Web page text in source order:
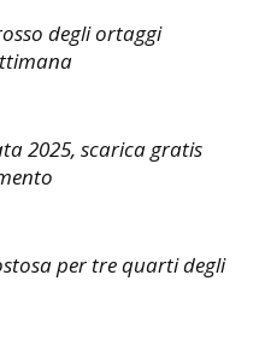
degli ortaggi
2025, scarica gratis
per tre quarti degli